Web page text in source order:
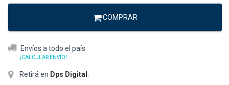
COMPRAR
Envíos a todo el país
¡CALCULAR ENVÍO!
Retirá en Dps Digital